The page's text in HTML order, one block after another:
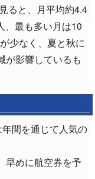
ると、月平均約4.4
、最も多い月は10
少なく、夏と秋に
が影響しているも
間を通じて人気の
早めに航空券を予